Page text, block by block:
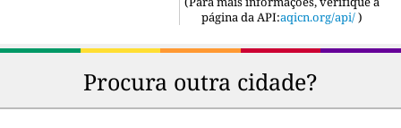
página da API:aqicn.org/api/ )
Procura outra cidade?